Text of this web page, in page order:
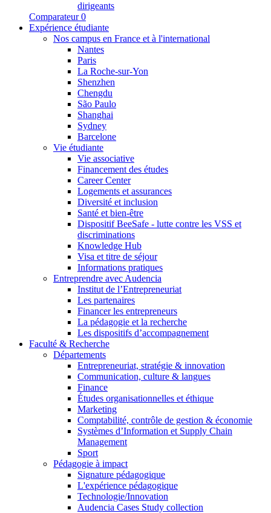
dirigeants
Comparateur 0
Expérience étudiante
Nos campus en France et à l'international
Nantes
Paris
La Roche-sur-Yon
Shenzhen
Chengdu
São Paulo
Shanghai
Sydney
Barcelone
Vie étudiante
Vie associative
Financement des études
Career Center
Logements et assurances
Diversité et inclusion
Santé et bien-être
Dispositif BeeSafe - lutte contre les VSS et
discriminations
Knowledge Hub
Visa et titre de séjour
Informations pratiques
Entreprendre avec Audencia
Institut de l’Entrepreneuriat
Les partenaires
Financer les entrepreneurs
La pédagogie et la recherche
Les dispositifs d’accompagnement
Faculté & Recherche
Départements
Entrepreneuriat, stratégie & innovation
Communication, culture & langues
Finance
Études organisationnelles et éthique
Marketing
Comptabilité, contrôle de gestion & économie
Systèmes d’Information et Supply Chain
Management
Sport
Pédagogie à impact
Signature pédagogique
L'expérience pédagogique
Technologie/Innovation
Audencia Cases Study collection